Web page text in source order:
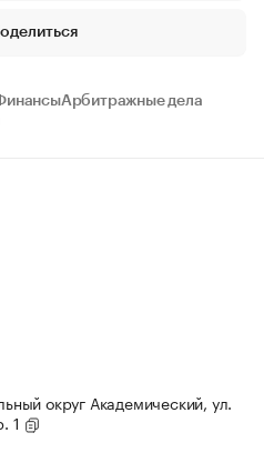
Арбитражные дела
округ Академический, ул.
1